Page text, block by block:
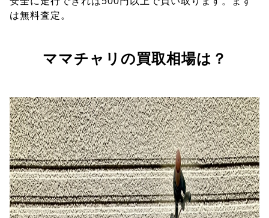
は無料査定。
ママチャリの買取相場は？